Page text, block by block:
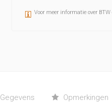
Ce catalogue, complément
Voor meer informatie over
Gegevens Opmerkingen